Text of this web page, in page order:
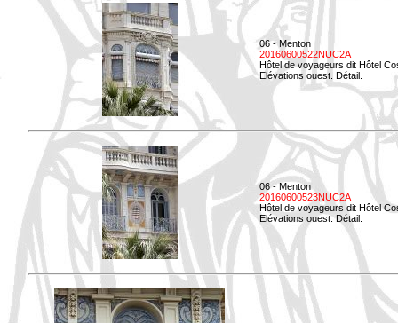
06 - Menton
20160600522NUC2A
Hôtel de voyageurs dit Hôtel
Elévations ouest. Détail.
06 - Menton
20160600523NUC2A
Hôtel de voyageurs dit Hôtel
Elévations ouest. Détail.